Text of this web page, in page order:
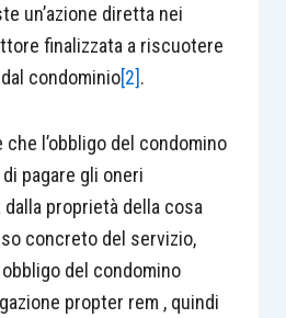
un’azione diretta nei
finalizzata a riscuotere
condominio[2].
l’obbligo del condomino
pagare gli oneri
proprietà della cosa
concreto del servizio,
del condomino
propter rem , quindi